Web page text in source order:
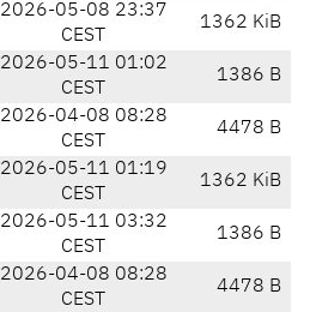
2026-05-08 23:37
CEST
1362 KiB
2026-05-11 01:02
CEST
1386 B
2026-04-08 08:28
CEST
4478 B
2026-05-11 01:19
CEST
1362 KiB
2026-05-11 03:32
CEST
1386 B
2026-04-08 08:28
CEST
4478 B